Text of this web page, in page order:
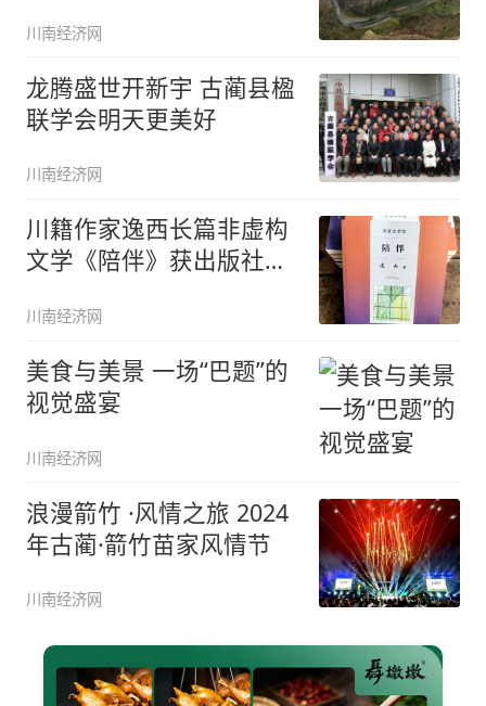
川南经济网
龙腾盛世开新宇 古蔺县楹
联学会明天更美好
川南经济网
川籍作家逸西长篇非虚构
文学《陪伴》获出版社再
川南经济网
美食与美景 一场“巴题”的
视觉盛宴
川南经济网
浪漫箭竹 ·风情之旅 2024
年古蔺·箭竹苗家风情节
川南经济网